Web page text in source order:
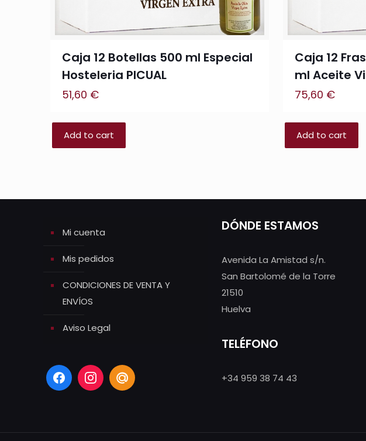
Caja 12 Botellas 500 ml Especial
Hosteleria PICUAL
51,60 €
Add to cart
Caja 12
ml Aceite
75,60 €
Add to cart
Mi cuenta
Mis pedidos
CONDICIONES DE VENTA Y
ENVÍOS
Aviso Legal
DÓNDE ESTAMOS
Avenida La Amistad s/n.
San Bartolomé de la Torre
21510
Huelva
TELÉFONO
+34 959 38 74 43